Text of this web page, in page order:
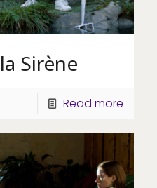
Sirène
Read more